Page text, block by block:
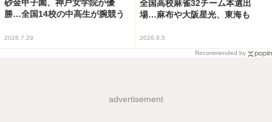
砂金甲子園、神戸女学院が優
勝…全国14校の中高生が腕競う
2026.7.29
全国高校麻雀32チーム本選出
場…麻布や大阪星光、東海も
2026.8.5
Recommended by
advertisement